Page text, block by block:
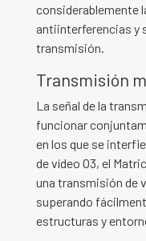
considerablemente
antiinterferencias y
transmisión.
Transmisión
La señal de la
funcionar
en los que se
de vídeo O3, el
una transmisión de
superando
estructuras y